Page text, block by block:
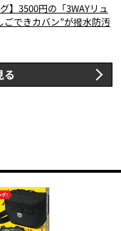
】3500円の「3WAYリュ
ごできカバン”が撥水防汚
る